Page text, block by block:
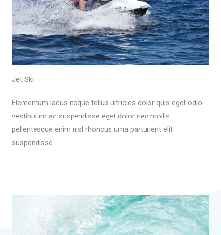
Jet Ski
Elementum lacus neque tellus ultricies dolor quis eget odio
vestibulum ac suspendisse eget dolor nec mollis
pellentesque enim nisl rhoncus urna parturient elit
suspendisse.